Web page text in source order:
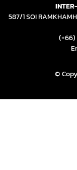
587/1 SOI
©